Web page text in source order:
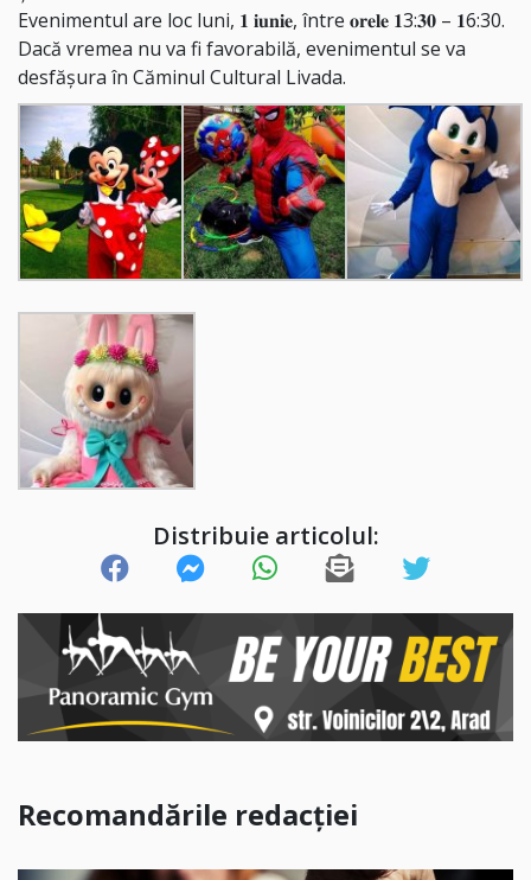
Evenimentul are loc luni, 𝟏 𝐢𝐮𝐧𝐢𝐞, între 𝐨𝐫𝐞𝐥𝐞 𝟏3:𝟑𝟎 – 𝟏6:30.
Dacă vremea nu va fi favorabilă, evenimentul se va
desfășura în Căminul Cultural Livada.
Distribuie articolul:
Recomandările redacției